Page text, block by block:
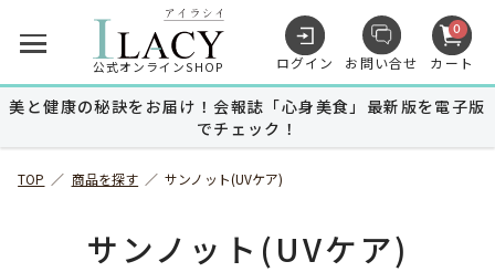
キャンペーン
商品を探す
公式オンラインSHOP ログイン お問い合せ
0
カート
美と健康の秘訣をお届け！会報誌「心身美食」最新版を電子版
でチェック！
TOP ／ 商品を探す ／ サンノット(UVケア)
サンノット(UVケア)